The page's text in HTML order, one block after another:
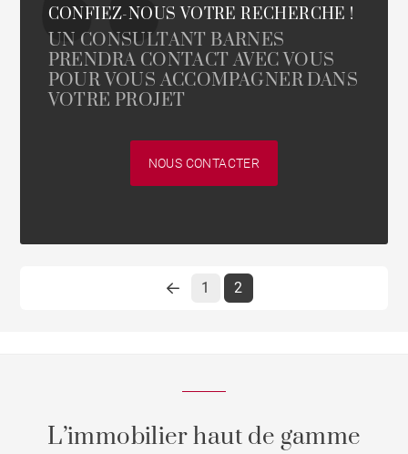
CONFIEZ-NOUS VOTRE RECHERCHE !
UN CONSULTANT BARNES
PRENDRA CONTACT AVEC VOUS
POUR VOUS ACCOMPAGNER DANS
VOTRE PROJET
NOUS CONTACTER
1 2
L’immobilier haut de gamme